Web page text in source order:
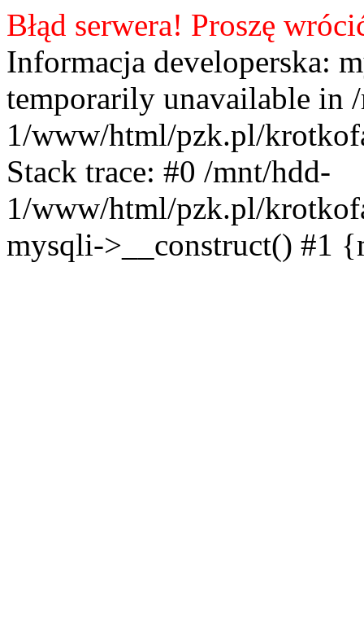
Błąd serwera! Proszę
Informacja developerska:
temporarily unavailable in
1/www/html/pzk.pl/
Stack trace: #0 /mnt/hdd-
1/www/html/pzk.pl/
mysqli->__construct() #1